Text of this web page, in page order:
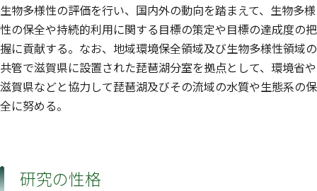
生物多様性の評価を行い、国内外の動向を踏まえて、生物多様
性の保全や持続的利用に関する目標の策定や目標の達成度の把
握に貢献する。なお、地域環境保全領域及び生物多様性領域の
共管で滋賀県に設置された琵琶湖分室を拠点として、環境省や
滋賀県などと協力して琵琶湖及びその流域の水質や生態系の保
全に努める。
研究の性格